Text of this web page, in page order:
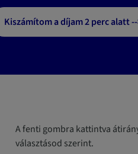
Kiszámítom a díjam 2 perc alatt
A fenti gombra kattintva
választásod szerint.